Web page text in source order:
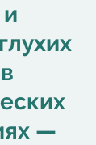
—